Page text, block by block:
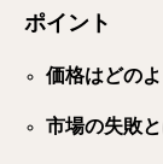
ポイント
価格はどの
市場の失敗と